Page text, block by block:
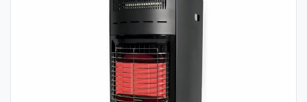
ditt spabad som ett svalkande bubbelbad, eller låta vattnet